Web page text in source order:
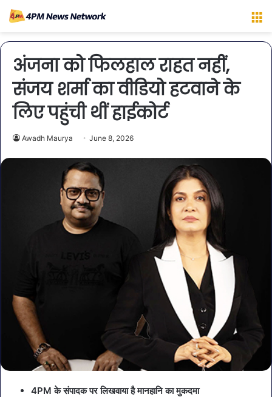
अंजना को फिलहाल राहत नहीं,
संजय शर्मा का वीडियो हटवाने के
लिए पहुंची थीं हाईकोर्ट
Awadh Maurya June 8, 2026
4PM के संपादक पर लिखवाया है मानहानि का मुकदमा